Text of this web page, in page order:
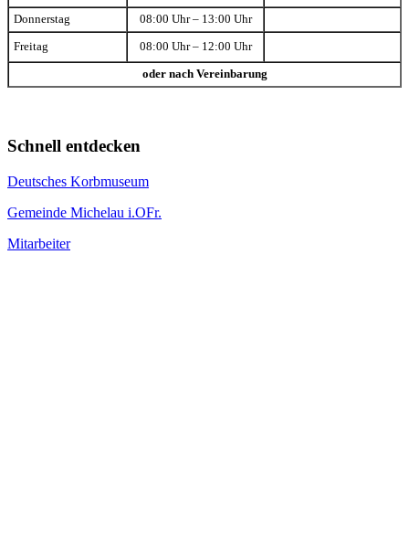
Donnerstag 08:00 Uhr – 13:00 Uhr
Freitag 08:00 Uhr – 12:00 Uhr
oder nach Vereinbarung
Schnell entdecken
Deutsches Korbmuseum
Gemeinde Michelau i.OFr.
Mitarbeiter